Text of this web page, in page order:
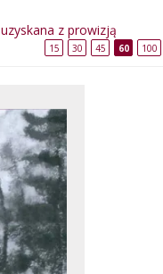
uzyskana z prowizją
15 30 45 60 100